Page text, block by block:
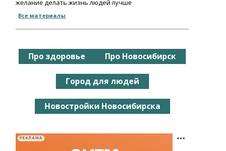
желание делать жизнь людей лучше
Все материалы
Про здоровье Про Новосибирск
Город для людей
Новостройки Новосибирска
РЕКЛАМА